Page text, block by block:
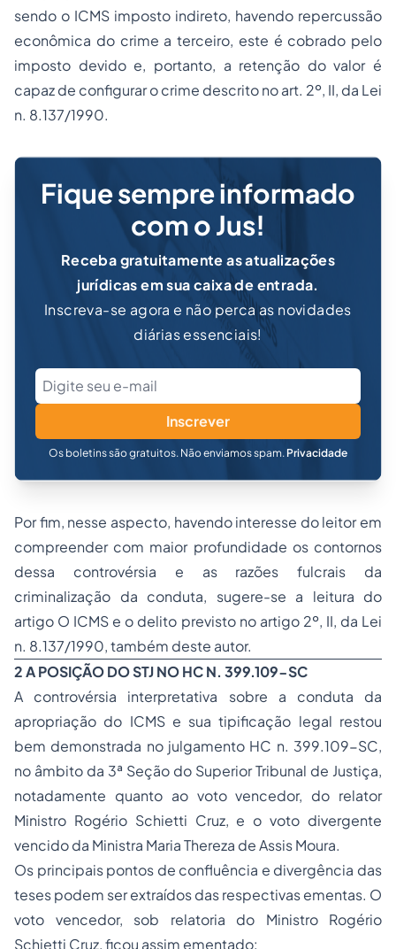
sendo o ICMS imposto indireto, havendo repercussão
econômica do crime a terceiro, este é cobrado pelo
imposto devido e, portanto, a retenção do valor é
capaz de configurar o crime descrito no art. 2º, II, da Lei
n. 8.137/1990.
Fique sempre informado
com o Jus!
Receba gratuitamente as atualizações
jurídicas em sua caixa de entrada.
Inscreva-se agora e não perca as novidades
diárias essenciais!
Inscrever
Os boletins são gratuitos. Não enviamos spam. Privacidade
Por fim, nesse aspecto, havendo interesse do leitor em
compreender com maior profundidade os contornos
dessa controvérsia e as razões fulcrais da
criminalização da conduta, sugere-se a leitura do
artigo O ICMS e o delito previsto no artigo 2º, II, da Lei
n. 8.137/1990, também deste autor.
2 A POSIÇÃO DO STJ NO HC N. 399.109-SC
A controvérsia interpretativa sobre a conduta da
apropriação do ICMS e sua tipificação legal restou
bem demonstrada no julgamento HC n. 399.109-SC,
no âmbito da 3ª Seção do Superior Tribunal de Justiça,
notadamente quanto ao voto vencedor, do relator
Ministro Rogério Schietti Cruz, e o voto divergente
vencido da Ministra Maria Thereza de Assis Moura.
Os principais pontos de confluência e divergência das
teses podem ser extraídos das respectivas ementas. O
voto vencedor, sob relatoria do Ministro Rogério
Schietti Cruz, ficou assim ementado: